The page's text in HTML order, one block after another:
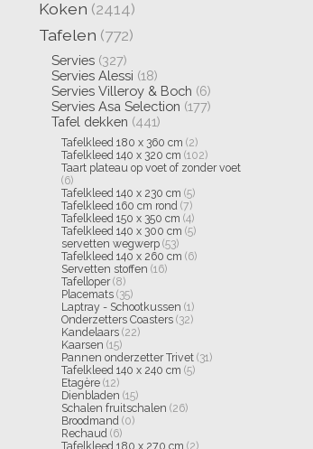
Koken (2414)
Tafelen (772)
Servies (327)
Servies Alessi (18)
Servies Villeroy & Boch (6)
Servies Asa Selection (177)
Tafel dekken (441)
Tafelkleed 180 x 360 cm (2)
Tafelkleed 140 x 320 cm (102)
Taart plateau op voet of zonder voet
(6)
Tafelkleed 140 x 230 cm (5)
Tafelkleed 160 cm rond (7)
Tafelkleed 150 x 350 cm (4)
Tafelkleed 140 x 300 cm (5)
servetten wegwerp (53)
Tafelkleed 140 x 260 cm (6)
Servetten stoffen (16)
Tafelloper (8)
Placemats (35)
Laptray - Schootkussen (1)
Onderzetters Coasters (32)
Kandelaars (22)
Kaarsen (15)
Pannen onderzetter Trivet (31)
Tafelkleed 140 x 240 cm (5)
Etagère (12)
Dienbladen (15)
Schalen fruitschalen (26)
Broodmand (0)
Rechaud (6)
Tafelkleed 180 x 270 cm (2)